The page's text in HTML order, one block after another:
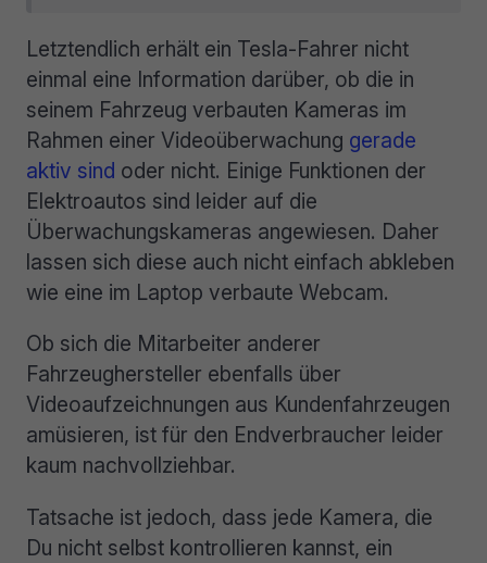
Letztendlich erhält ein Tesla-Fahrer nicht
einmal eine Information darüber, ob die in
seinem Fahrzeug verbauten Kameras im
Rahmen einer Videoüberwachung gerade
aktiv sind oder nicht. Einige Funktionen der
Elektroautos sind leider auf die
Überwachungskameras angewiesen. Daher
lassen sich diese auch nicht einfach abkleben
wie eine im Laptop verbaute Webcam.
Ob sich die Mitarbeiter anderer
Fahrzeughersteller ebenfalls über
Videoaufzeichnungen aus Kundenfahrzeugen
amüsieren, ist für den Endverbraucher leider
kaum nachvollziehbar.
Tatsache ist jedoch, dass jede Kamera, die
Du nicht selbst kontrollieren kannst, ein